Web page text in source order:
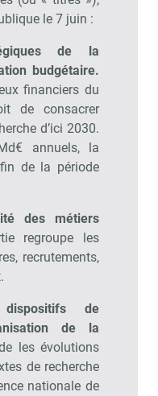
le 7 juin :
de la
budgétaire.
financiers du
de consacrer
d’ici 2030.
annuels, la
de la période
des métiers
regroupe les
recrutements,
de
de la
les évolutions
de recherche
nationale de